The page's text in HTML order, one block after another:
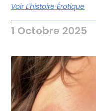
Voir L'histoire Érotique
1 Octobre 2025